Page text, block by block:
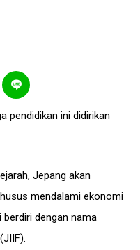
pendidikan ini didirikan
Jepang akan
mendalami ekonomi
berdiri dengan nama